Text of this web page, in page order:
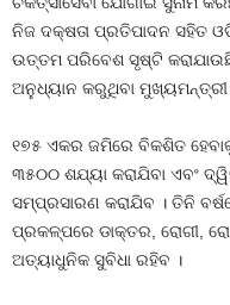
ନିଜ ଦକ୍ଷତା ପ୍ରତିପାଦନ ସହିତ
ଉତ୍ତମ ପରିବେଶ ସୃଷ୍ଟି
ଅନୁଧ୍ୟାନ କରୁଥିବା ମୁଖ୍ୟମନ୍ତ୍ରୀ
୧୭୫ ଏକର ଜମିରେ ବିକଶିତ
୩୫୦୦ ଶଯ୍ୟା କରାଯିବା ଏବଂ
ସମ୍ପ୍ରସାରଣ କରାଯିବ । ତିନି
ପ୍ରକଳ୍ପରେ ଡାକ୍ତର, ରୋଗୀ,
ଅତ୍ୟାଧୁନିକ ସୁବିଧା ରହିବ ।